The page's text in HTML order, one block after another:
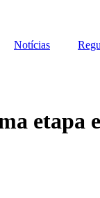
Notícias
etapa